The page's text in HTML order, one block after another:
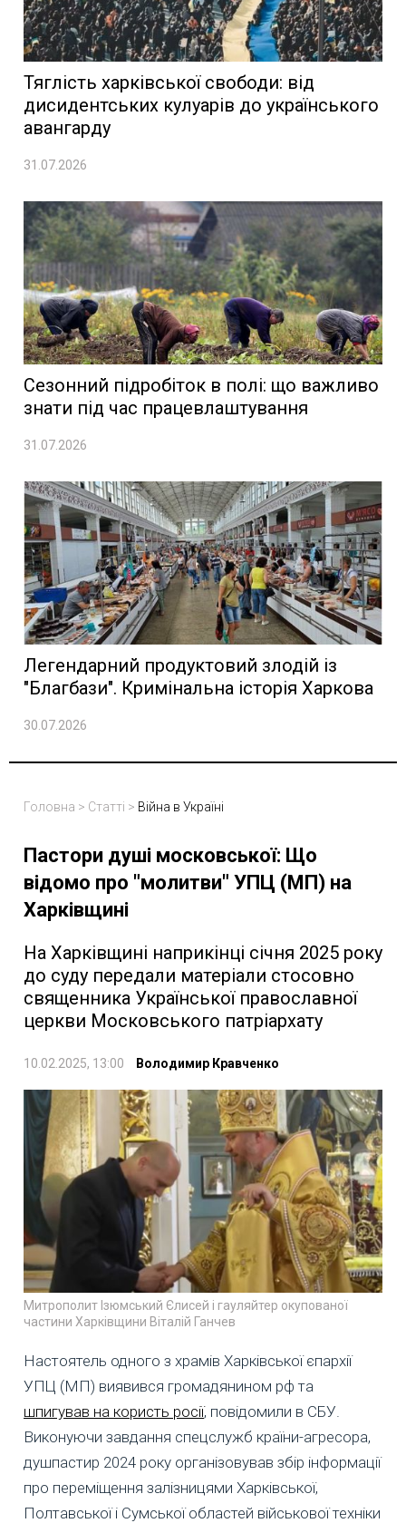
Тяглість харківської свободи: від
дисидентських кулуарів до українського
авангарду
31.07.2026
Сезонний підробіток в полі: що важливо
знати під час працевлаштування
31.07.2026
Легендарний продуктовий злодій із
"Благбази". Кримінальна історія Харкова
30.07.2026
Головна > Статті > Війна в Україні
Пастори душі московської: Що
відомо про "молитви" УПЦ (МП) на
Харківщині
На Харківщині наприкінці січня 2025 року
до суду передали матеріали стосовно
священника Української православної
церкви Московського патріархату
10.02.2025, 13:00 Володимир Кравченко
Митрополит Ізюмський Єлисей і гауляйтер окупованої
частини Харківщини Віталій Ганчев
Настоятель одного з храмів Харківської єпархії
УПЦ (МП) виявився громадянином рф та
шпигував на користь росії, повідомили в СБУ.
Виконуючи завдання спецслужб країни-агресора,
душпастир 2024 року організовував збір інформації
про переміщення залізницями Харківської,
Полтавської і Сумської областей військової техніки